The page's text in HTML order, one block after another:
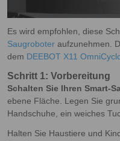
Es wird empfohlen, diese
Saugroboter aufzunehmen.
dem DEEBOT X11
Schritt 1: Vorbereitung
Schalten Sie Ihren Smart-
ebene Fläche. Legen Sie
Handschuhe, ein weiches
Halten Sie Haustiere und